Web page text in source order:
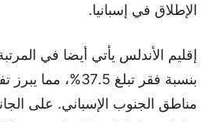
الإطلاق في إسبانيا.
إقليم الأندلس يأتي أيضا في
بنسبة فقر تبلغ
مناطق الجنوب الإسباني. على